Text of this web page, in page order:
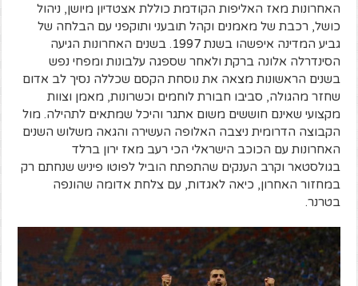
האחרונות מאז האליפות הקודמת כוללת אצטדיון מיושן, ניהול
כושל, רכבת של מאמנים וקהל תובעני ותוקפני עם הבלחה של
גביע המדינה איפשהו בשנת 1997. בשנים האחרונות הגיעה
הסינדרלה אלונה ברקת ולאחר שספגה עלבונות ומפחי נפש
בשנים הראשונות מצאה את נוסחת הקסם שכללה נסיך לב אדום
שחזר מהגולה, סביבו חבורת לוחמים וכשרונות, מאמן וצוות
מקצועי שאינם חוששים משום אתגר והיכל שמתאים לתהילה. מול
הקבוצה הדרומית ניצבה האלופה העשירה והגאה משלוש השנים
האחרונות עם הכוכב הישראלי הכי רעב מאז ירון ברלד
בגולסטאר וקרב הענקים שהתפתח הוביל לפוטו פיניש שנחתם רק
במחזור האחרון, כיאה לאגדות, עם צלחת אדומה שהונפה
בטרנר.